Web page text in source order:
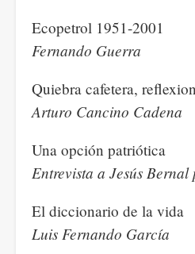
Ecopetrol 1951-2001
Fernando Guerra
Quiebra cafetera,
Arturo Cancino Cadena
Una opción patriótica
Entrevista a Jesús
El diccionario de la vida
Luis Fernando García